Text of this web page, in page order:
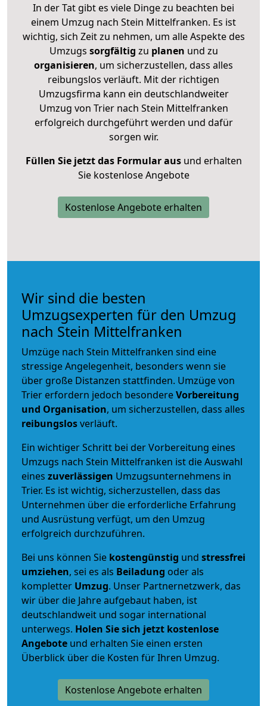
In der Tat gibt es viele Dinge zu beachten bei
einem Umzug nach Stein Mittelfranken. Es ist
wichtig, sich Zeit zu nehmen, um alle Aspekte des
Umzugs sorgfältig zu planen und zu
organisieren, um sicherzustellen, dass alles
reibungslos verläuft. Mit der richtigen
Umzugsfirma kann ein deutschlandweiter
Umzug von Trier nach Stein Mittelfranken
erfolgreich durchgeführt werden und dafür
sorgen wir.
Füllen Sie jetzt das Formular ausund erhalten
Sie kostenlose Angebote
Kostenlose Angebote erhalten
Wir sind die besten
Umzugsexperten für den Umzug
nach Stein Mittelfranken
Umzüge nach Stein Mittelfranken sind eine
stressige Angelegenheit, besonders wenn sie
über große Distanzen stattfinden. Umzüge von
Trier erfordern jedoch besondereVorbereitung
und Organisation, um sicherzustellen, dass alles
reibungslosverläuft.
Ein wichtiger Schritt bei der Vorbereitung eines
Umzugs nach Stein Mittelfranken ist die Auswahl
eines zuverlässigen Umzugsunternehmens in
Trier. Es ist wichtig, sicherzustellen, dass das
Unternehmen über die erforderliche Erfahrung
und Ausrüstung verfügt, um den Umzug
erfolgreich durchzuführen.
Bei uns können Sie kostengünstig und stressfrei
umziehen, sei es als Beiladung oder als
kompletter Umzug. Unser Partnernetzwerk, das
wir über die Jahre aufgebaut haben, ist
deutschlandweit und sogar international
unterwegs. Holen Sie sich jetzt kostenlose
Angebote und erhalten Sie einen ersten
Überblick über die Kosten für Ihren Umzug.
Kostenlose Angebote erhalten